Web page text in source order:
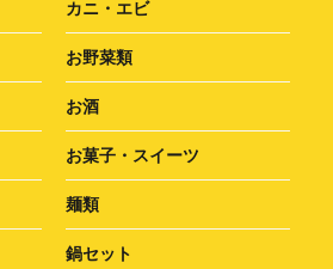
カニ・エビ
お野菜類
お酒
お菓子・スイーツ
麺類
鍋セット